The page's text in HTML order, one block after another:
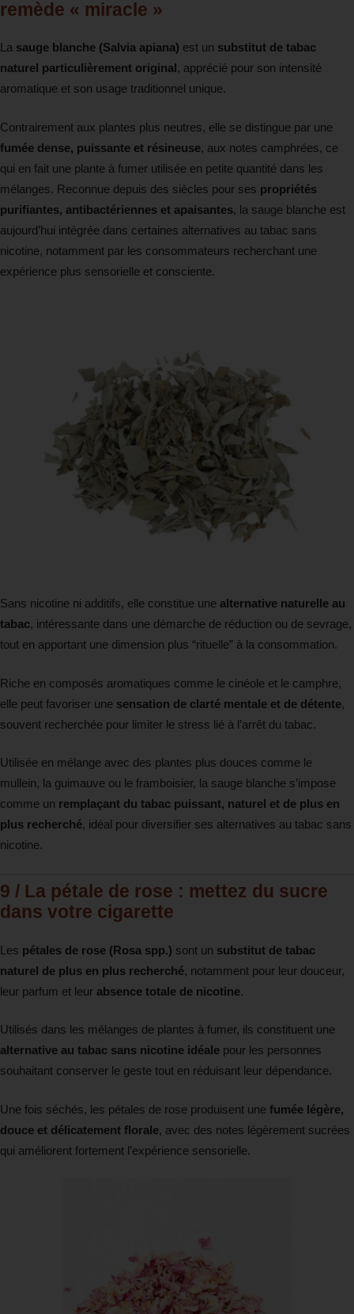
remède « miracle »
La sauge blanche (Salvia apiana) est un substitut de tabac
naturel particulièrement original, apprécié pour son intensité
aromatique et son usage traditionnel unique.
Contrairement aux plantes plus neutres, elle se distingue par une
fumée dense, puissante et résineuse, aux notes camphrées, ce
qui en fait une plante à fumer utilisée en petite quantité dans les
mélanges. Reconnue depuis des siècles pour ses propriétés
purifiantes, antibactériennes et apaisantes, la sauge blanche est
aujourd’hui intégrée dans certaines alternatives au tabac sans
nicotine, notamment par les consommateurs recherchant une
expérience plus sensorielle et consciente.
Sans nicotine ni additifs, elle constitue une alternative naturelle au
tabac, intéressante dans une démarche de réduction ou de sevrage,
tout en apportant une dimension plus “rituelle” à la consommation.
Riche en composés aromatiques comme le cinéole et le camphre,
elle peut favoriser une sensation de clarté mentale et de détente,
souvent recherchée pour limiter le stress lié à l’arrêt du tabac.
Utilisée en mélange avec des plantes plus douces comme le
mullein, la guimauve ou le framboisier, la sauge blanche s’impose
comme un remplaçant du tabac puissant, naturel et de plus en
plus recherché, idéal pour diversifier ses alternatives au tabac sans
nicotine.
9 / La pétale de rose : mettez du sucre
dans votre cigarette
Les pétales de rose (Rosa spp.) sont un substitut de tabac
naturel de plus en plus recherché, notamment pour leur douceur,
leur parfum et leur absence totale de nicotine.
Utilisés dans les mélanges de plantes à fumer, ils constituent une
alternative au tabac sans nicotine idéale pour les personnes
souhaitant conserver le geste tout en réduisant leur dépendance.
Une fois séchés, les pétales de rose produisent une fumée légère,
douce et délicatement florale, avec des notes légèrement sucrées
qui améliorent fortement l’expérience sensorielle.